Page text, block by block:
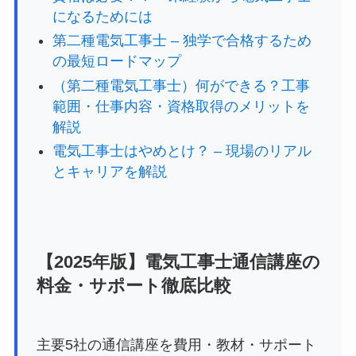
になるためには
第二種電気工事士 – 独学で合格するため
の最短ロードマップ
（第二種電気工事士）何ができる？工事
範囲・仕事内容・資格取得のメリットを
解説
電気工事士はやめとけ？ – 現場のリアル
とキャリアを解説
【2025年版】電気工事士通信講座の
料金・サポート徹底比較
主要5社の通信講座を費用・教材・サポート